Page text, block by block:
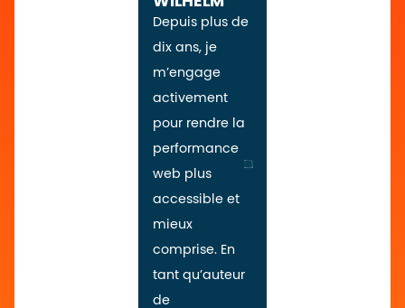
Depuis plus de
dix ans, je
m’engage
activement
pour rendre la
performance
web plus
accessible et
mieux
comprise. En
tant qu’auteur
de